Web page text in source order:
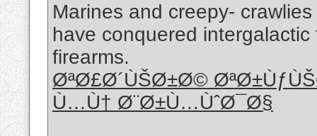
Marines and creepy-
have conquered
firearms.
ØªØ£Ø´ÙŠØ±Ø©
Ù…Ù† Ø¨Ø±Ù…ÙˆØ¯Ø§